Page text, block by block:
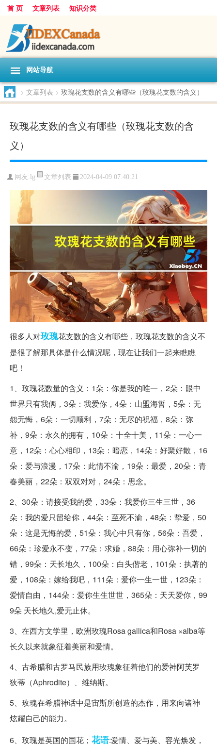
首 页 文章列表 知识分类
网站导航
> 文章列表 > 玫瑰花支数的含义有哪些（玫瑰花支数的含义）
玫瑰花支数的含义有哪些（玫瑰花支数的含
义）
网友: lg 文章列表 2024-04-09 07:40:21
很多人对玫瑰花支数的含义有哪些，玫瑰花支数的含义不
是很了解那具体是什么情况呢，现在让我们一起来瞧瞧
吧！
1、玫瑰花数量的含义：1朵：你是我的唯一，2朵：眼中
世界只有我俩，3朵：我爱你，4朵：山盟海誓，5朵：无
怨无悔，6朵：一切顺利，7朵：无尽的祝福，8朵：弥
补，9朵：永久的拥有，10朵：十全十美，11朵：一心一
意，12朵：心心相印，13朵：暗恋，14朵：好聚好散，16
朵：爱与浪漫，17朵：此情不渝，19朵：最爱，20朵：青
春美丽，22朵：双双对对，24朵：思念。
2、30朵：请接受我的爱，33朵：我爱你三生三世，36
朵：我的爱只留给你，44朵：至死不渝，48朵：挚爱，50
朵：这是无悔的爱，51朵：我心中只有你，56朵：吾爱，
66朵：珍爱永不变，77朵：求婚，88朵：用心弥补一切的
错，99朵：天长地久，100朵：白头偕老，101朵：执著的
爱，108朵：嫁给我吧，111朵：爱你一生一世，123朵：
爱情自由，144朵：爱你生生世世，365朵：天天爱你，99
9朵 天长地久,爱无止休。
3、在西方文学里，欧洲玫瑰Rosa gallica和Rosa ×alba等
长久以来就象征着美丽和爱情。
4、古希腊和古罗马民族用玫瑰象征着他们的爱神阿芙罗
狄蒂（Aphrodite）、维纳斯。
5、玫瑰在希腊神话中是宙斯所创造的杰作，用来向诸神
炫耀自己的能力。
6、玫瑰是英国的国花； 花语:爱情、爱与美、容光焕发，